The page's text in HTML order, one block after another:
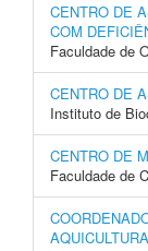
CENTRO DE
COM
Faculdade de
CENTRO DE
Instituto de
CENTRO DE
Faculdade de